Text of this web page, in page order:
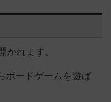
かれます。
ボードゲームを遊ば